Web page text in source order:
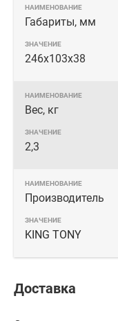
Габариты, мм
246х103х38
Вес, кг
2,3
Производитель
KING TONY
Доставка